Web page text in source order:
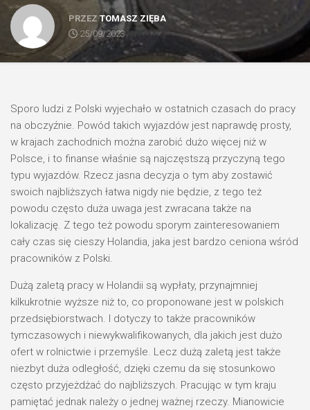
PRZEZTOMASZ ZIĘBA
25/09/2023
Sporo ludzi z Polski wyjechało w ostatnich czasach do pracy
na obczyźnie. Powód takich wyjazdów jest naprawdę prosty,
w krajach zachodnich można zarobić dużo więcej niż w
Polsce, i to finanse właśnie są najczęstszą przyczyną tego
typu wyjazdów. Rzecz jasna decyzja o tym aby zostawić
swoich najbliższych łatwa nigdy nie będzie, z tego też
powodu często duża uwaga jest zwracana także na
lokalizację. Z tego też powodu sporym zainteresowaniem
cały czas się cieszy Holandia, jaka jest bardzo ceniona wśród
pracowników z Polski.
Dużą zaletą pracy w Holandii są wypłaty, przynajmniej
kilkukrotnie wyższe niż to, co proponowane jest w polskich
przedsiębiorstwach. I dotyczy to także pracowników
tymczasowych i niewykwalifikowanych, dla jakich jest dużo
ofert w rolnictwie i przemyśle. Lecz dużą zaletą jest także
niezbyt duża odległość, dzięki czemu da się stosunkowo
często przyjeżdżać do najbliższych. Pracując w tym kraju
pamiętać jednak należy o jednej ważnej rzeczy. Mianowicie